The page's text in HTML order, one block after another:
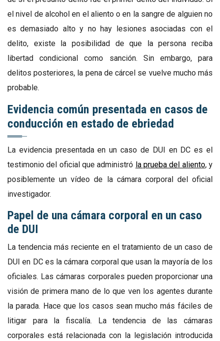
el nivel de alcohol en el aliento o en la sangre de alguien no
es demasiado alto y no hay lesiones asociadas con el
delito, existe la posibilidad de que la persona reciba
libertad condicional como sanción. Sin embargo, para
delitos posteriores, la pena de cárcel se vuelve mucho más
probable.
Evidencia común presentada en casos de
conducción en estado de ebriedad
La evidencia presentada en un caso de DUI en DC es el
testimonio del oficial que administró la prueba del aliento, y
posiblemente un vídeo de la cámara corporal del oficial
investigador.
Papel de una cámara corporal en un caso
de DUI
La tendencia más reciente en el tratamiento de un caso de
DUI en DC es la cámara corporal que usan la mayoría de los
oficiales. Las cámaras corporales pueden proporcionar una
visión de primera mano de lo que ven los agentes durante
la parada. Hace que los casos sean mucho más fáciles de
litigar para la fiscalía. La tendencia de las cámaras
corporales está relacionada con la legislación introducida